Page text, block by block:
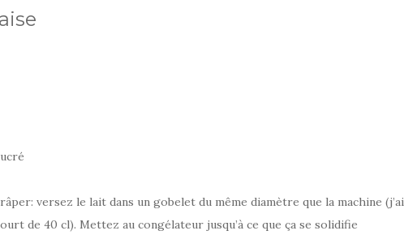
versez le lait dans un gobelet du même diamètre que la machine (j’ai
de 40 cl). Mettez au congélateur jusqu’à ce que ça se solidifie